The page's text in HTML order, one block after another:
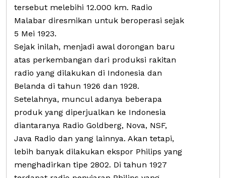
tersebut melebihi 12.000 km. Radio
Malabar diresmikan untuk beroperasi sejak
5 Mei 1923.
Sejak inilah, menjadi awal dorongan baru
atas perkembangan dari produksi rakitan
radio yang dilakukan di Indonesia dan
Belanda di tahun 1926 dan 1928.
Setelahnya, muncul adanya beberapa
produk yang diperjualkan ke Indonesia
diantaranya Radio Goldberg, Nova, NSF,
Java Radio dan yang lainnya. Akan tetapi,
lebih banyak dilakukan ekspor Philips yang
menghadirkan tipe 2802. Di tahun 1927